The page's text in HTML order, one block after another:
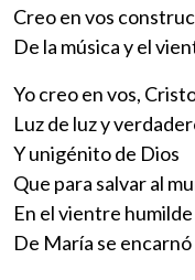
Creo en vos
De la música y el
Yo creo en vos,
Luz de luz y
Y unigénito de Dios
Que para salvar al
En el vientre
De María se encarnó